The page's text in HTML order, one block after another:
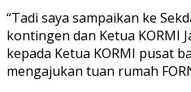
“Tadi saya sampaikan ke
kontingen dan Ketua KORMI
kepada Ketua KORMI pusat
mengajukan tuan rumah